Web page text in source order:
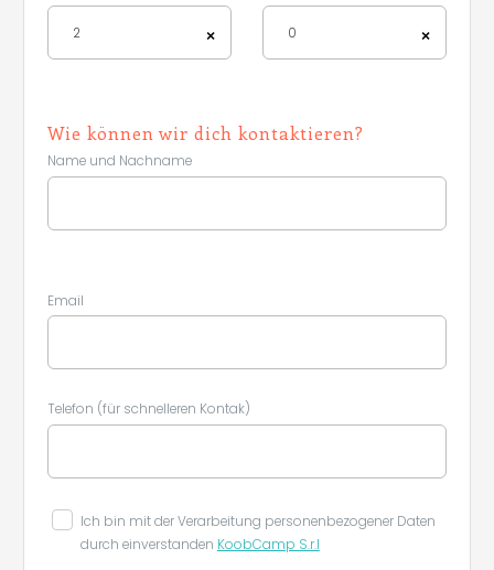
×
2 ×
0
Wie können wir dich kontaktieren?
Name und Nachname
Email
Telefon (für schnelleren Kontak)
Ich bin mit der Verarbeitung personenbezogener Daten
durch einverstanden KoobCamp S.r.l
Leaflet |©Koobcamp S.r.l.